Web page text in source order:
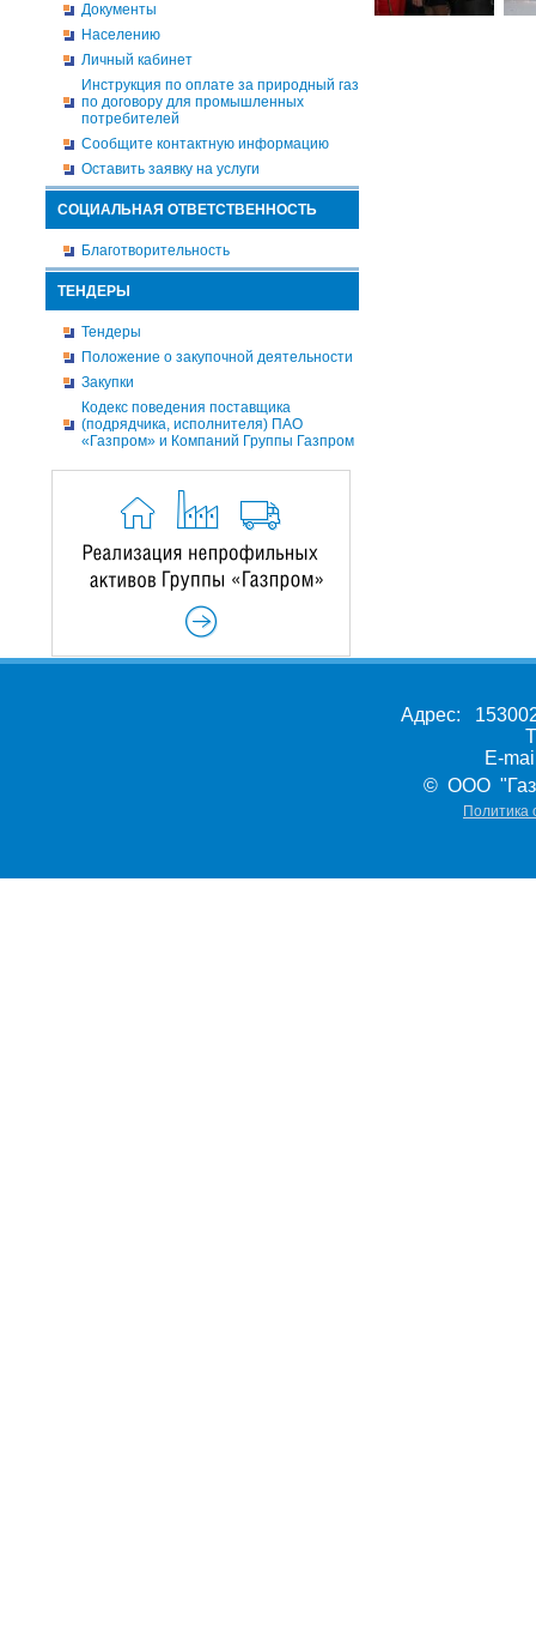
Документы
Населению
Личный кабинет
Инструкция по оплате за природный газ
по договору для промышленных
потребителей
Сообщите контактную информацию
Оставить заявку на услуги
СОЦИАЛЬНАЯ ОТВЕТСТВЕННОСТЬ
Благотворительность
ТЕНДЕРЫ
Тендеры
Положение о закупочной деятельности
Закупки
Кодекс поведения поставщика
(подрядчика, исполнителя) ПАО
«Газпром» и Компаний Группы Газпром
Адрес:
E-
© ООО
Политика